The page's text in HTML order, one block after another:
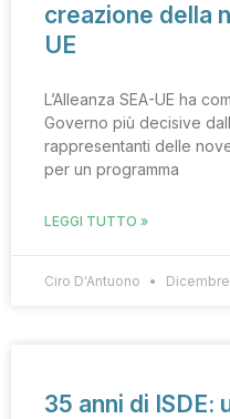
creazione della
UE
L’Alleanza SEA-UE ha
Governo più decisive
rappresentanti delle
per un programma
LEGGI TUTTO »
Ciro D'Antuono Dicembre
35 anni di ISDE: